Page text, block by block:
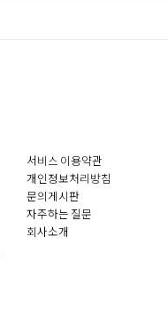
서비스 이용약관
개인정보처리방침
문의게시판
자주하는 질문
회사소개